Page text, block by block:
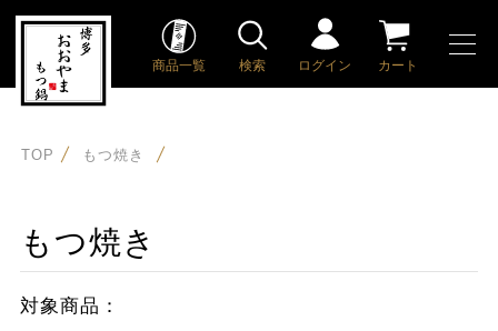
商品一覧 検索 ログイン カート
TOP もつ焼き
もつ焼き
対象商品：